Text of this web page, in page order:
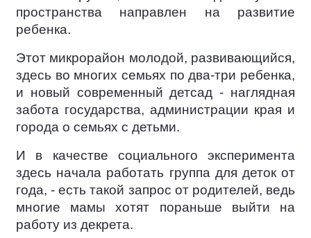
пространства направлен на развитие
ребенка.
Этот микрорайон молодой, развивающийся,
здесь во многих семьях по два-три ребенка,
и новый современный детсад - наглядная
забота государства, администрации края и
города о семьях с детьми.
И в качестве социального эксперимента
здесь начала работать группа для деток от
года, - есть такой запрос от родителей, ведь
многие мамы хотят пораньше выйти на
работу из декрета.